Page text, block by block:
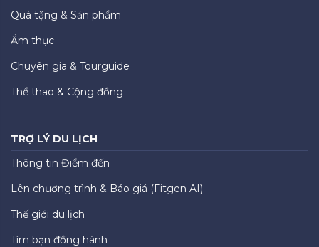
Quà tặng & Sản phẩm
Ẩm thực
Chuyên gia & Tourguide
Thể thao & Cộng đồng
TRỢ LÝ DU LỊCH
Thông tin Điểm đến
Lên chương trình & Báo giá (Fitgen AI)
Thế giới du lịch
Tìm bạn đồng hành